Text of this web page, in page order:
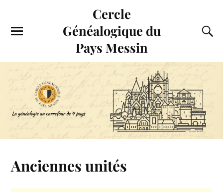
Cercle
Généalogique du
Pays Messin
Anciennes unités